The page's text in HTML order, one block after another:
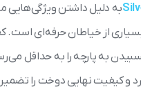
به دلیل داشتن ویژگی‌هایی
از خیاطان حرفه‌ای است.
به پارچه را به حداقل